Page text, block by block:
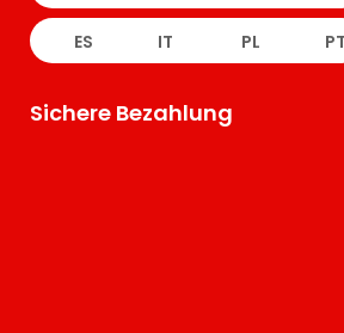
ES IT PL PT
Sichere Bezahlung